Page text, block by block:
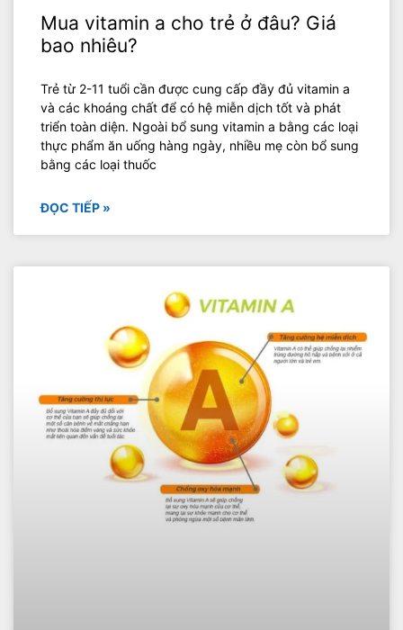
Mua vitamin a cho trẻ ở đâu? Giá
bao nhiêu?
‍Trẻ từ 2-11 tuổi cần được cung cấp đầy đủ vitamin a
và các khoáng chất để có hệ miễn dịch tốt và phát
triển toàn diện. Ngoài bổ sung vitamin a bằng các loại
thực phẩm ăn uống hàng ngày, nhiều mẹ còn bổ sung
bằng các loại thuốc
ĐỌC TIẾP »